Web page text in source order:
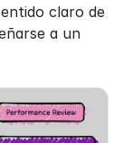
claro de
a un